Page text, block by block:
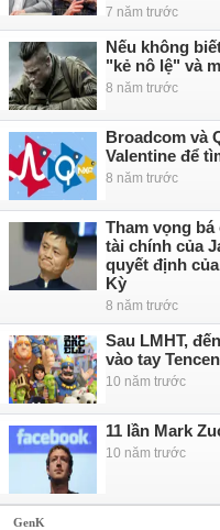
7 năm trước
Nếu không
"kẻ nô lệ" và
8 năm trước
Broadcom và
Valentine để
8 năm trước
Tham vọng
tài chính của
quyết định
Kỳ
8 năm trước
Sau LMHT,
vào tay
10 năm trước
11 lần Mark
10 năm trước
GenK